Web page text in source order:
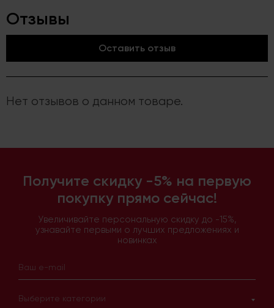
Отзывы
Оставить отзыв
Нет отзывов о данном товаре.
Получите скидку -5% на первую
покупку прямо сейчас!
Увеличивайте персональную скидку до -15%,
узнавайте первыми о лучших предложениях и
новинках
Выберите категории